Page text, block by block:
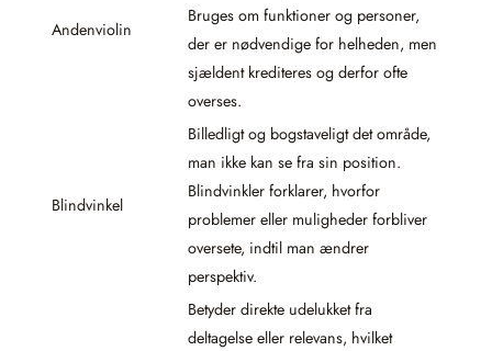
Andenviolin
Bruges om funktioner og personer,
der er nødvendige for helheden, men
sjældent krediteres og derfor ofte
overses.
Blindvinkel
Billedligt og bogstaveligt det område,
man ikke kan se fra sin position.
Blindvinkler forklarer, hvorfor
problemer eller muligheder forbliver
oversete, indtil man ændrer
perspektiv.
Betyder direkte udelukket fra
deltagelse eller relevans, hvilket